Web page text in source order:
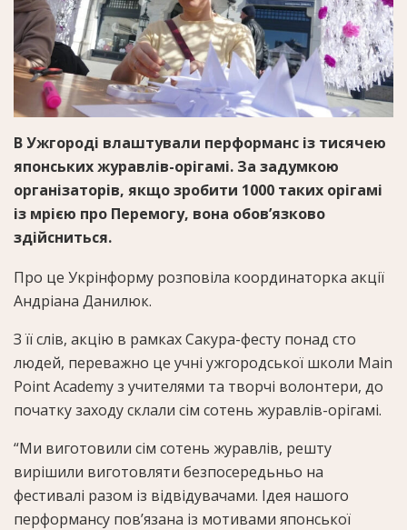
В Ужгороді влаштували перформанс із тисячею
японських журавлів-орігамі. За задумкою
організаторів, якщо зробити 1000 таких орігамі
із мрією про Перемогу, вона обов’язково
здійсниться.
Про це Укрінформу розповіла координаторка акції
Андріана Данилюк.
З її слів, акцію в рамках Сакура-фесту понад сто
людей, переважно це учні ужгородської школи Main
Point Academy з учителями та творчі волонтери, до
початку заходу склали сім сотень журавлів-орігамі.
“Ми виготовили сім сотень журавлів, решту
вирішили виготовляти безпосередьньо на
фестивалі разом із відвідувачами. Ідея нашого
перформансу пов’язана із мотивами японської